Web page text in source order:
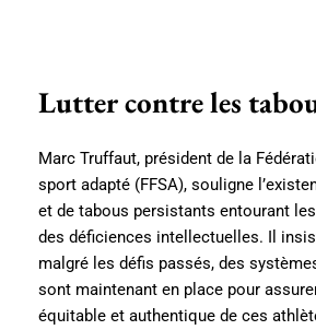
Lutter contre les
Marc Truffaut, président de la
sport adapté (FFSA), souligne
et de tabous persistants entourant
des déficiences intellectuelles. Il
malgré les défis passés, des
sont maintenant en place pour
équitable et authentique de ces